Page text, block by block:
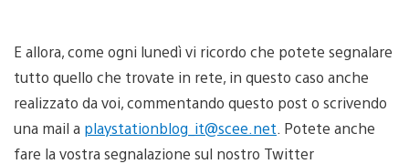
E allora, come ogni lunedì vi ricordo che potete segnalare
tutto quello che trovate in rete, in questo caso anche
realizzato da voi, commentando questo post o scrivendo
una mail a playstationblog_it@scee.net . Potete anche
fare la vostra segnalazione sul nostro Twitter